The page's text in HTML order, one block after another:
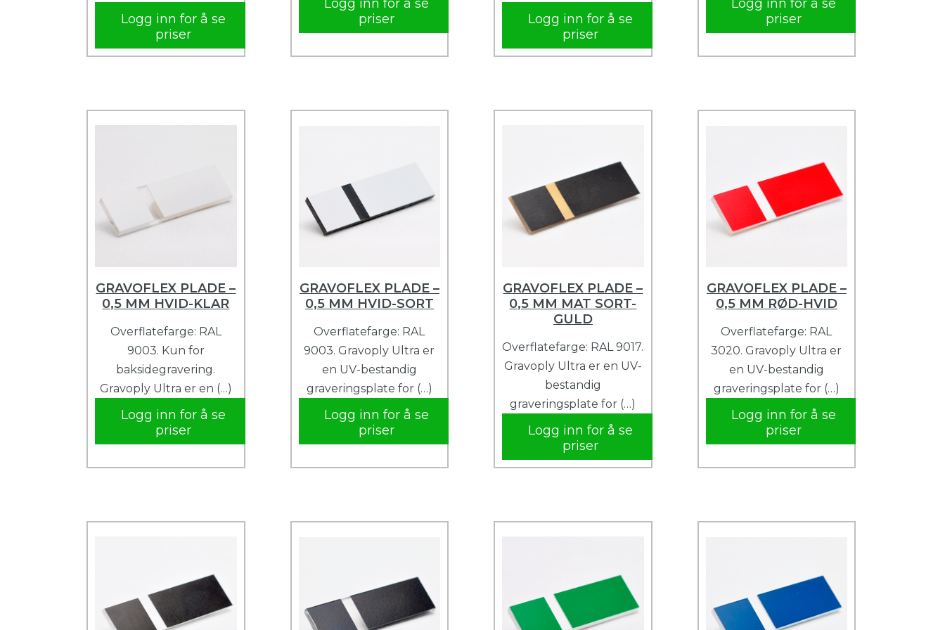
Logg inn for å se
priser
Logg inn for å se
priser
Logg inn for å se
priser
Logg inn for å se
priser
GRAVOFLEX PLADE –
0,5 MM HVID-KLAR
Overflatefarge: RAL
9003. Kun for
baksidegravering.
Gravoply Ultra er en (…)
Logg inn for å se
priser
GRAVOFLEX PLADE –
0,5 MM HVID-SORT
Overflatefarge: RAL
9003. Gravoply Ultra er
en UV-bestandig
graveringsplate for (…)
Logg inn for å se
priser
GRAVOFLEX PLADE –
0,5 MM MAT SORT-
GULD
Overflatefarge: RAL 9017.
Gravoply Ultra er en UV-
bestandig
graveringsplate for (…)
Logg inn for å se
priser
GRAVOFLEX PLADE –
0,5 MM RØD-HVID
Overflatefarge: RAL
3020. Gravoply Ultra er
en UV-bestandig
graveringsplate for (…)
Logg inn for å se
priser